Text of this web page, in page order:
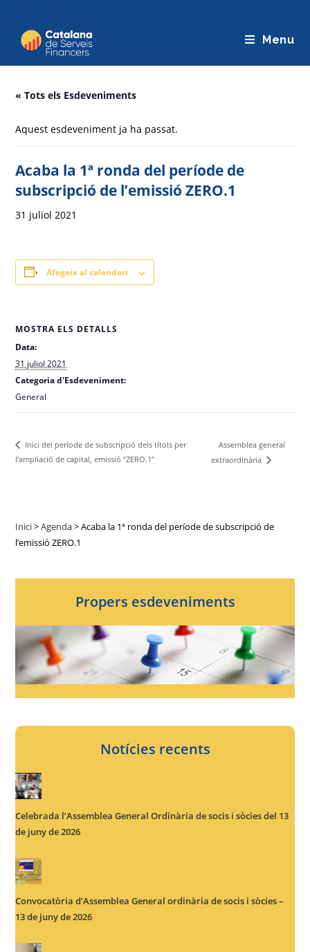
contingut
Menu
« Tots els Esdeveniments
Aquest esdeveniment ja ha passat.
Acaba la 1ª ronda del període de
subscripció de l’emissió ZERO.1
31 juliol 2021
Afegeix al calendari
MOSTRA ELS DETALLS
Data:
31 juliol 2021
Categoria d'Esdeveniment:
General
Inici del període de subscripció dels títols per
l’ampliació de capital, emissió “ZERO.1”
Assemblea general
extraordinària
Inici>Agenda>Acaba la 1ª ronda del període de subscripció de
l’emissió ZERO.1
Propers esdeveniments
Notícies recents
Celebrada l’Assemblea General Ordinària de socis i sòcies del 13
de juny de 2026
Convocatòria d’Assemblea General ordinària de socis i sòcies –
13 de juny de 2026